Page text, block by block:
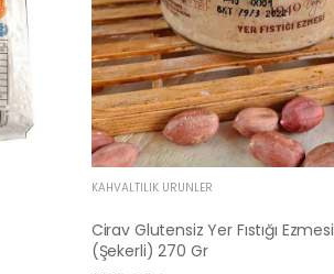
KAHVALTILIK ÜRÜNLER
Cirav Glutensiz Yer Fıstığı Ezmesi
(Şekerli) 270 Gr